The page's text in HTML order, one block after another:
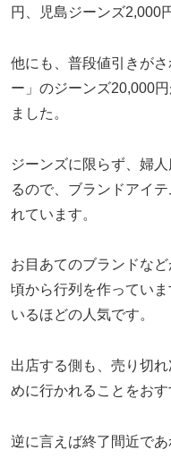
円、児島ジーンズ2,000
他にも、普段値引きが
ー」のジーンズ20,000
ました。
ジーンズに限らず、婦
るので、ブランドアイ
れています。
お目あてのブランドな
頃から行列を作ってい
いるほどの人気です。
出店する側も、売り切
めに行かれることをおす
逆に言えば終了間近で